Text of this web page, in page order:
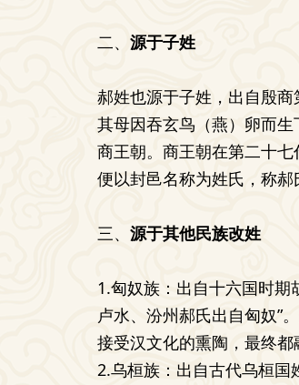
二、 源于子姓
郝姓也源于子姓，出自殷
其母因吞玄鸟（燕）卵而
商王朝。商王朝在第二十
便以封邑名称为姓氏，称郝
三、 源于其他民族改姓
1.匈奴族：出自十六国时期
卢水、汾州郝氏出自匈奴”
接受汉文化的熏陶，最终都
2.乌桓族：出自古代乌桓国